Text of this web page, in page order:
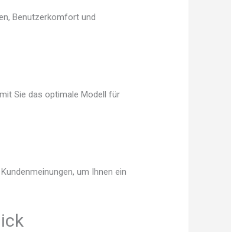
Benutzerkomfort und
Sie das optimale Modell für
um Ihnen ein